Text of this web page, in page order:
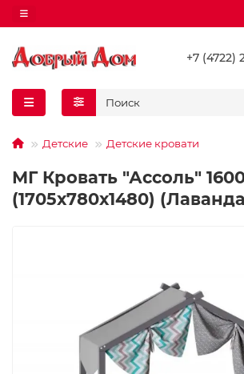
+7 (4722)
Детские Детские кровати
МГ Кровать "Ассоль"
(1705х780х1480)